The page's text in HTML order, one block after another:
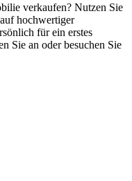
verkaufen? Nutzen Sie
hochwertiger
für ein erstes
Sie an oder besuchen Sie